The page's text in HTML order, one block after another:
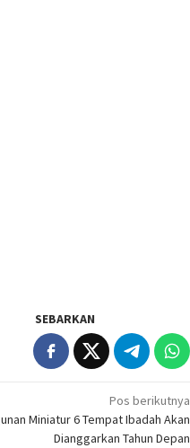
SEBARKAN
Pos berikutnya
Miniatur 6 Tempat Ibadah Akan
Dianggarkan Tahun Depan